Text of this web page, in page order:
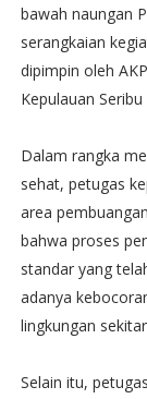
bawah naungan
serangkaian
dipimpin oleh
Kepulauan Seribu
Dalam rangka
sehat, petugas
area
bahwa proses
standar yang
adanya
lingkungan
Selain itu,